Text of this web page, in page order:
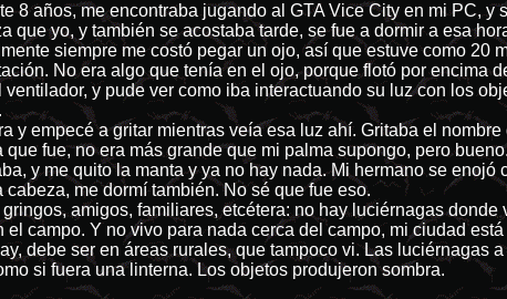
8 años, me encontraba jugando al GTA Vice City en mi PC, y
que yo, y también se acostaba tarde, se fue a dormir a esa
siempre me costó pegar un ojo, así que estuve como 20
No era algo que tenía en el ojo, porque flotó por encima
y pude ver como iba interactuando su luz con los
y empecé a gritar mientras veía esa luz ahí. Gritaba el
que fue, no era más grande que mi palma supongo, pero
y me quito la manta y ya no hay nada. Mi hermano se
me dormí también. No sé que fue eso.
amigos, familiares, etcétera: no hay luciérnagas
el campo. Y no vivo para nada cerca del campo, mi ciudad
debe ser en áreas rurales, que tampoco vi. Las luciérnagas
si fuera una linterna. Los objetos produjeron sombra.